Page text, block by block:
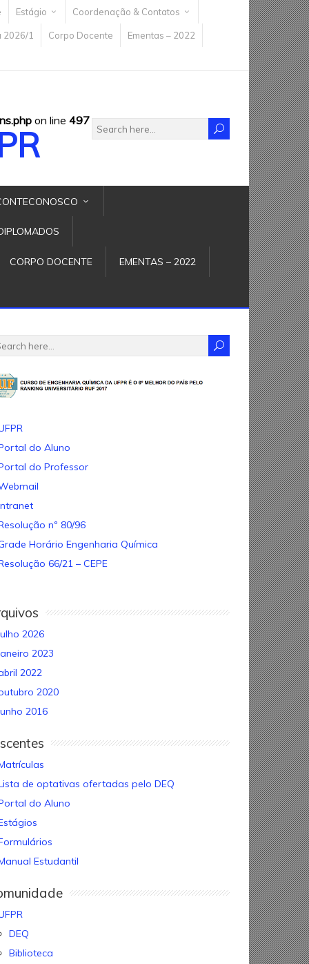
Estágio Coordenação & Contatos
2026/1 Corpo Docente Ementas – 2022
on line 497
CORPO DOCENTE EMENTAS – 2022
do Aluno
do Professor
nº 80/96
Horário Engenharia Química
66/21 – CEPE
2026
2023
2022
2020
2016
de optativas ofertadas pelo DEQ
do Aluno
Estudantil
DEQ
Biblioteca